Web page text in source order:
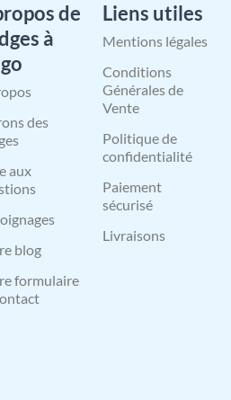
de
à
des
aux
blog
formulaire
Liens utiles
Mentions légales
Conditions
Générales de
Vente
Politique de
confidentialité
Paiement
sécurisé
Livraisons